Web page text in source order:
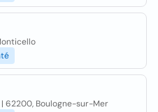
62200, Boulogne-sur-Mer